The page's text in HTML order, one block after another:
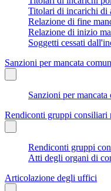
Titolari di incarichi di
Relazione di fine
Relazione di inizio
Soggetti cessati
Sanzioni per mancata
Sanzioni per
Rendiconti gruppi consiliari
Rendiconti gruppi
Atti degli organi di
Articolazione degli uffici